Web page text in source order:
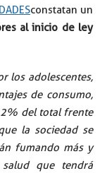
constatan un
al inicio de ley
los adolescentes,
de consumo,
del total frente
la sociedad se
fumando más y
que tendrá